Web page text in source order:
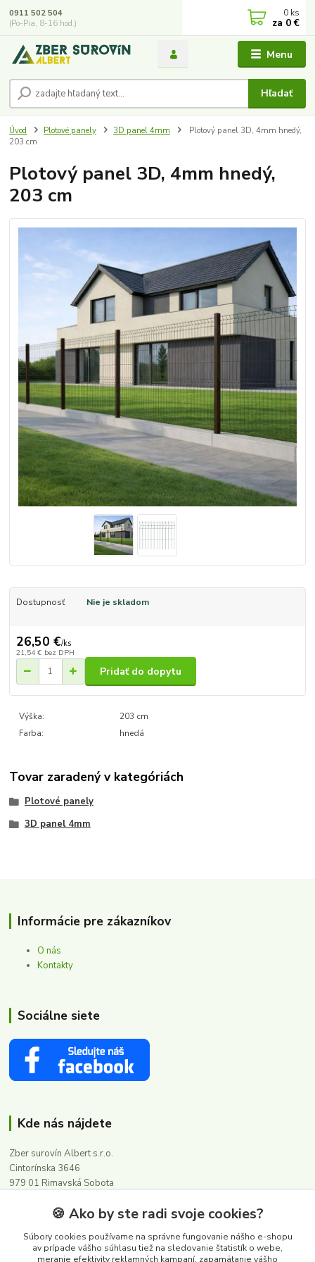
Menu
Hľadať
0911 502 504
(Po-Pia, 8-16 hod.)
0 ks
za 0 €
Úvod Plotové panely 3D panel 4mm
Plotový panel 3D, 4mm hnedý,
203 cm
Plotový panel 3D, 4mm hnedý,
203 cm
Dostupnosť Nie je skladom
26,50 €/ks
21,54 € bez DPH
Pridať do dopytu
Výška:
203 cm
Farba:
hnedá
Tovar zaradený v kategóriách
Plotové panely
3D panel 4mm
Informácie pre zákazníkov
O nás
Kontakty
Sociálne siete
Kde nás nájdete
Zber surovín Albert s.r.o.
Cintorínska 3646
979 01 Rimavská Sobota
Kontakty
🍪 Ako by ste radi svoje cookies?
Súbory cookies používame na správne fungovanie nášho e-shopu
av prípade vášho súhlasu tiež na sledovanie štatistík o webe,
meranie efektivity reklamných kampaní, zapamätanie vášho